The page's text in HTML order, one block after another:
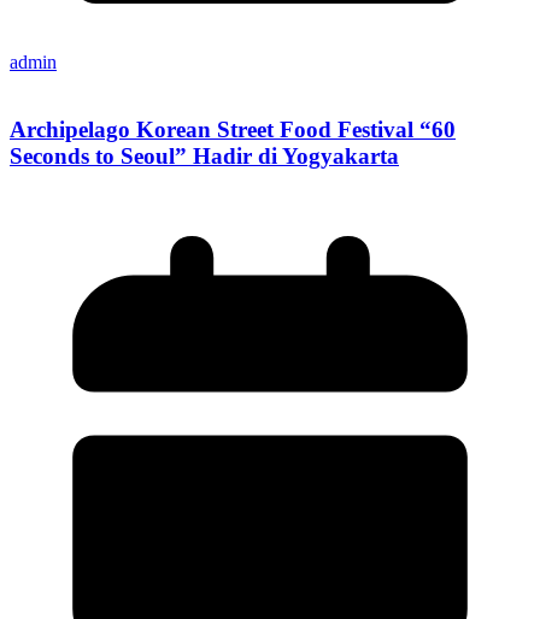
admin
Archipelago Korean Street Food Festival “60
Seconds to Seoul” Hadir di Yogyakarta